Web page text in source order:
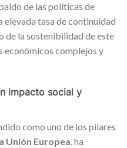
de las políticas de
elevada tasa de continuidad
de la sostenibilidad de este
complejos y
impacto social y
como uno de los pilares
Unión Europea, ha